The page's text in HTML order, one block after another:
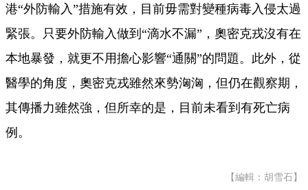
港“外防輸入”措施有效，目前毋需對變種病毒入侵太過
緊張。只要外防輸入做到“滴水不漏”，奧密克戎沒有在
本地暴發，就更不用擔心影響“通關”的問題。此外，從
醫學的角度，奧密克戎雖然來勢洶洶，但仍在觀察期，
其傳播力雖然強，但所幸的是，目前未看到有死亡病
例。
【編輯：胡雪石】